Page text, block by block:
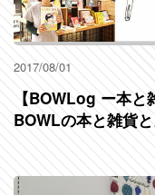
2017/08/01
【BOWLog ー本
BOWLの本と雑貨